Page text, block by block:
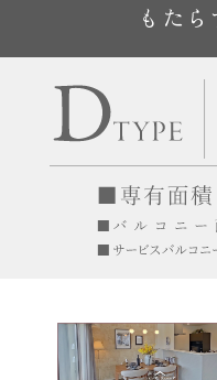
もた